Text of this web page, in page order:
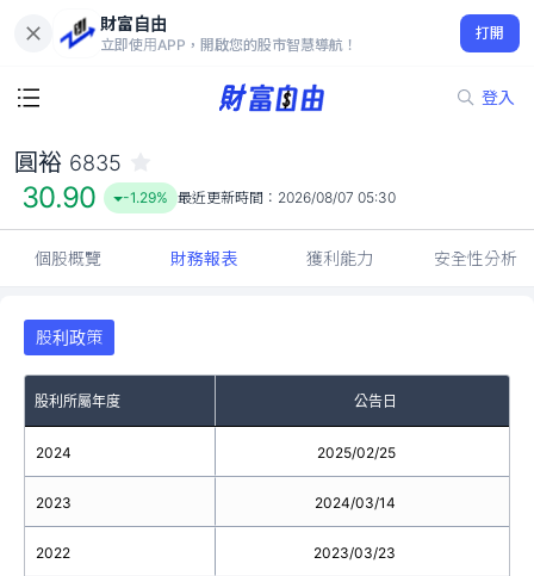
財富自由
立即使用APP，開啟您的股市智慧導航！
打開
登入
30.90
-1.29%
圓裕 6835
30.90 -1.29% 最近更新時間： 2026/08/07 05:30
個股概覽 財務報表 獲利能力 安全性分析
股利政策
股利所屬年度 公告日
2024
2023
2022
2025/02/25
2024/03/14
2023/03/23